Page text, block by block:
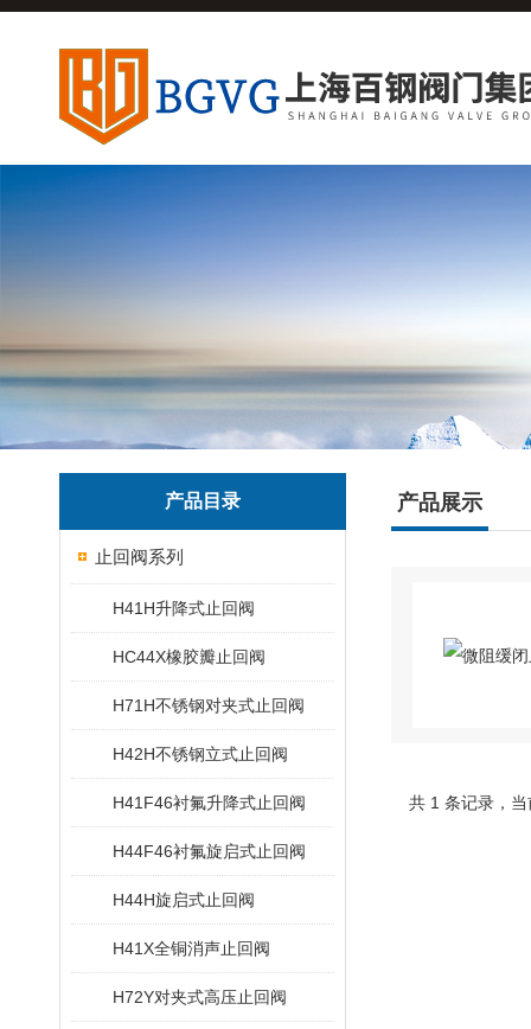
产品目录
止回阀系列
H41H升降式止回阀
HC44X橡胶瓣止回阀
H71H不锈钢对夹式止回阀
H42H不锈钢立式止回阀
H41F46衬氟升降式止回阀
H44F46衬氟旋启式止回阀
H44H旋启式止回阀
H41X全铜消声止回阀
H72Y对夹式高压止回阀
产品展示
共 1 条记录，